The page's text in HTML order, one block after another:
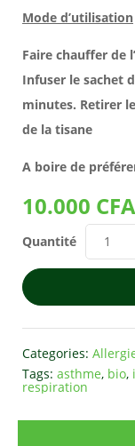
Mode d’utilisation
Faire chauffer de
Infuser le sachet
minutes. Retirer
de la tisane
A boire de
10.000 CFA
Quantité
Categories:
Tags: asthme, bio,
respiration